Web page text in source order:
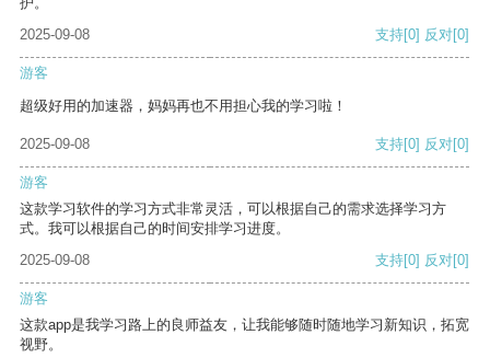
2025-09-08
支持[0] 反对[0]
游客
超级好用的加速器，妈妈再也不用担心我的学习啦！
2025-09-08 支持[0] 反对[0]
游客
这款学习软件的学习方式非常灵活，可以根据自己的需求选择学习方
式。我可以根据自己的时间安排学习进度。
2025-09-08
支持[0] 反对[0]
游客
这款app是我学习路上的良师益友，让我能够随时随地学习新知识，拓宽
视野。